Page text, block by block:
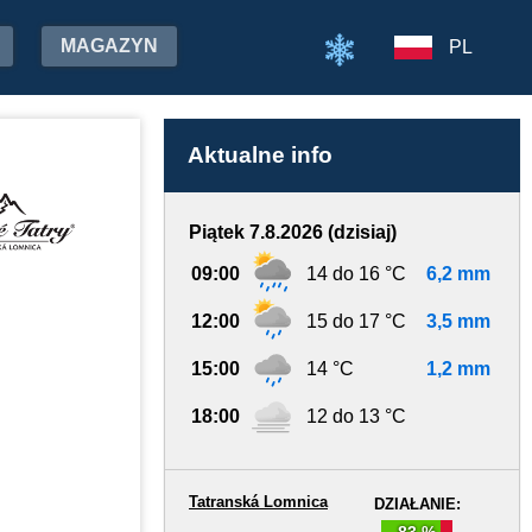
MAGAZYN PL
Aktualne info
Piątek 7.8.2026 (dzisiaj)
09:00 14 do 16 °C 6,2 mm
12:00 15 do 17 °C 3,5 mm
15:00 14 °C 1,2 mm
18:00 12 do 13 °C
DZIAŁANIE:
Tatranská Lomnica